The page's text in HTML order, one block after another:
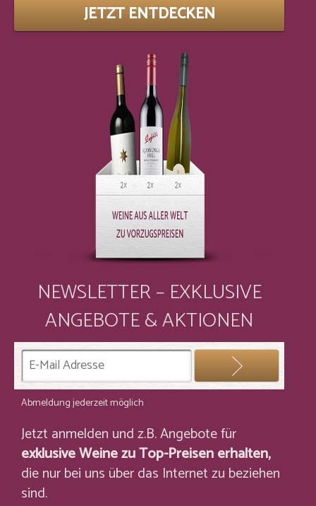
JETZT ENTDECKEN
NEWSLETTER – EXKLUSIVE
ANGEBOTE & AKTIONEN
Abmeldung jederzeit möglich
Jetzt anmelden und z.B. Angebote für
exklusive Weine zu Top-Preisen erhalten,
die nur bei uns über das Internet zu beziehen
sind.